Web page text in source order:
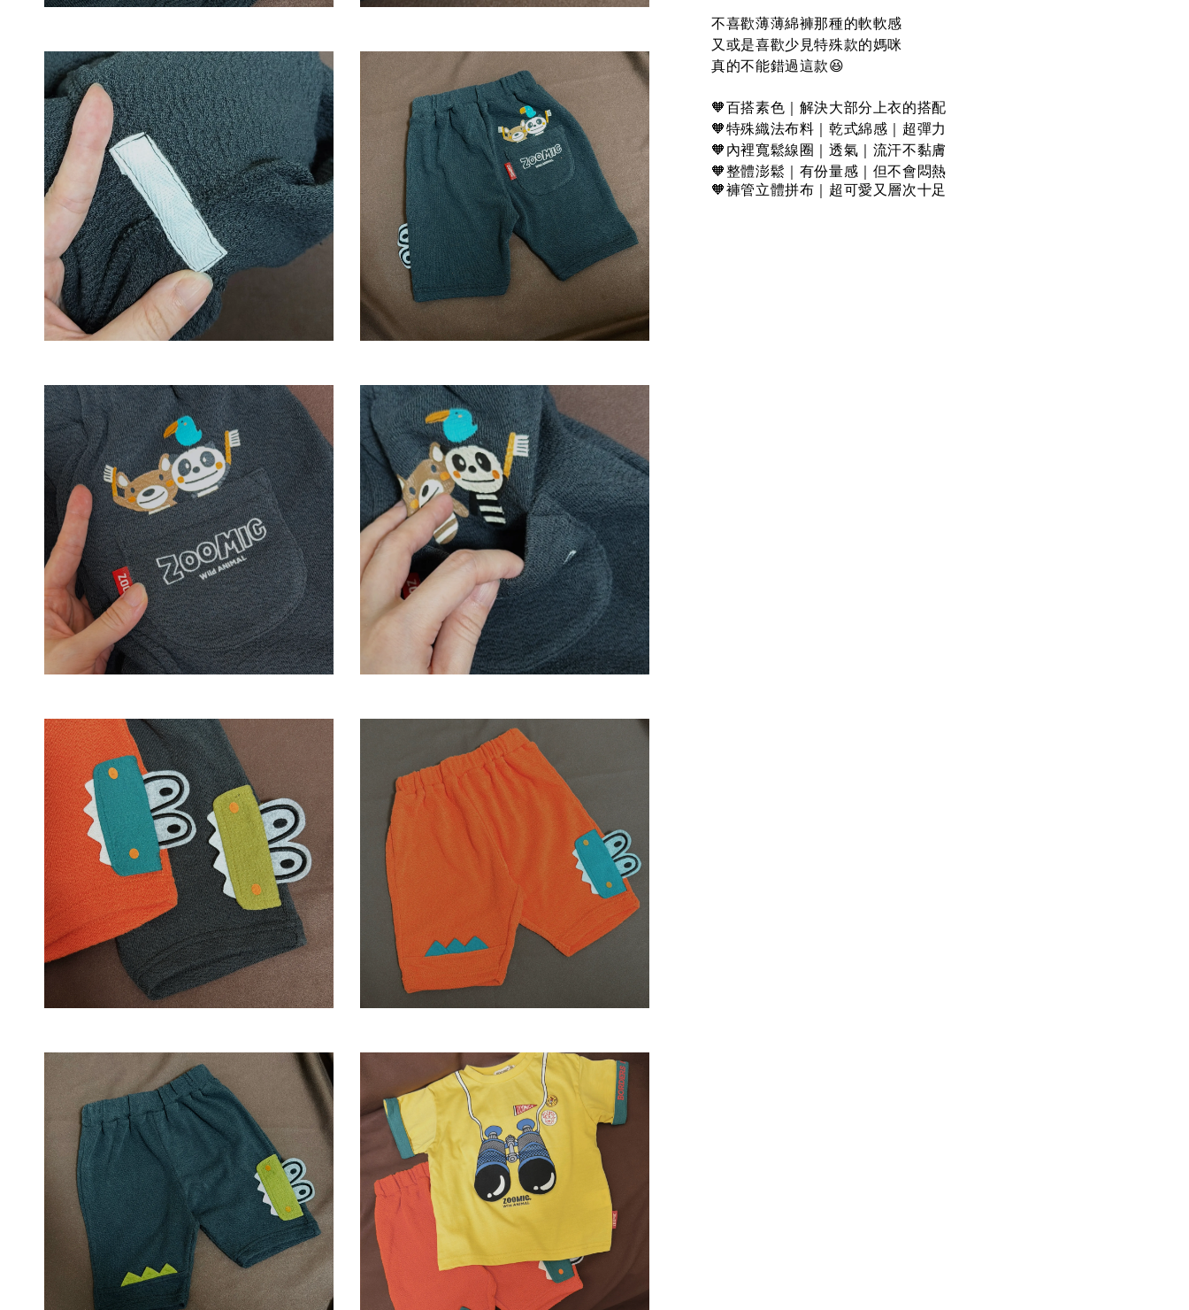
不喜歡薄薄綿褲那種的軟軟感
又或是喜歡少見特殊款的媽咪
真的不能錯過這款😆
🧡百搭素色｜解決大部分上衣的搭配
🧡特殊織法布料｜乾式綿感｜超彈力
🧡內裡寬鬆線圈｜透氣｜流汗不黏膚
🧡整體澎鬆｜有份量感｜但不會悶熱
🧡褲管立體拼布 超可愛又層次十足